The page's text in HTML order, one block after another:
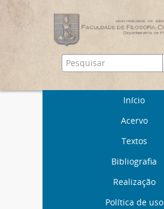
Início
Acervo
Textos
Bibliografia
Realização
Política de uso